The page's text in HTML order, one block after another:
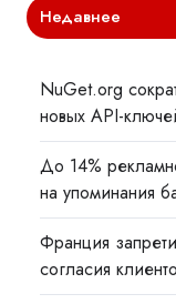
Недавнее
NuGet.org
новых API-
До 14%
на упоминания
Франция
согласия